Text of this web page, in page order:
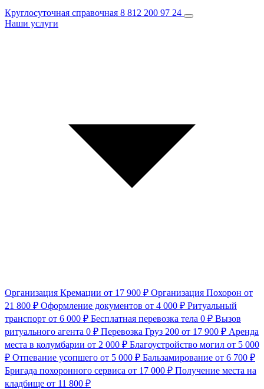
Круглосуточная справочная 8 812 200 97 24
Наши услуги
Организация Кремации от 17 900 ₽ Организация Похорон от
21 800 ₽ Оформление документов от 4 000 ₽ Ритуальный
транспорт от 6 000 ₽ Бесплатная перевозка тела 0 ₽ Вызов
ритуального агента 0 ₽ Перевозка Груз 200 от 17 900 ₽ Аренда
места в колумбарии от 2 000 ₽ Благоустройство могил от 5 000
₽ Отпевание усопшего от 5 000 ₽ Бальзамирование от 6 700 ₽
Бригада похоронного сервиса от 17 000 ₽ Получение места на
кладбище от 11 800 ₽